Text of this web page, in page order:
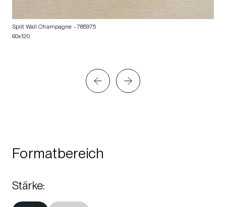
Split Wall Champagne - 785975
60x120
Formatbereich
Stärke: